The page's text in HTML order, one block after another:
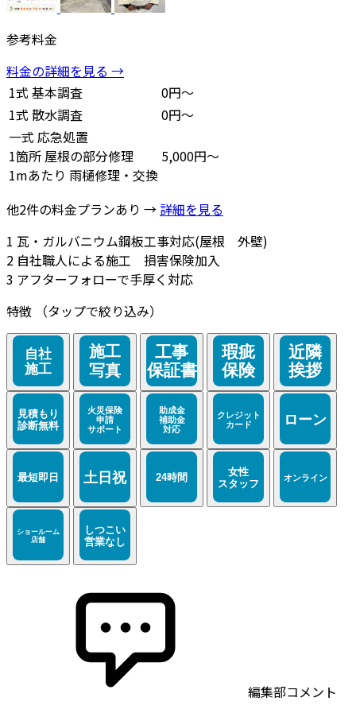
参考料金
料金の詳細を見る →
1式 基本調査
0円～
1式 散水調査
0円～
一式 応急処置
1箇所 屋根の部分修理
1mあたり 雨樋修理・交換
5,000円～
他2件の料金プランあり → 詳細を見る
1 瓦・ガルバニウム鋼板工事対応(屋根 外壁)
2 自社職人による施工 損害保険加入
3 アフターフォローで手厚く対応
特徴
（タップで絞り込み）
編集部コメント